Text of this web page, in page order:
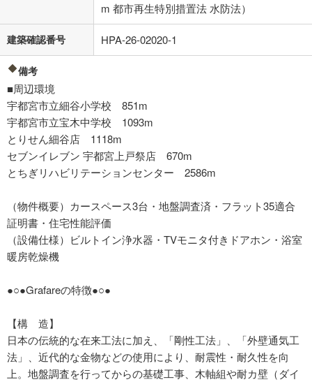
m 都市再生特別措置法 水防法）
建築確認番号 HPA-26-02020-1
備考
■周辺環境
宇都宮市立細谷小学校 851m
宇都宮市立宝木中学校 1093m
とりせん細谷店 1118m
セブンイレブン 宇都宮上戸祭店 670m
とちぎリハビリテーションセンター 2586m
（物件概要）カースペース3台・地盤調査済・フラット35適合
証明書・住宅性能評価
（設備仕様）ビルトイン浄水器・TVモニタ付きドアホン・浴室
暖房乾燥機
●○●Grafareの特徴●○●
【構 造】
日本の伝統的な在来工法に加え、「剛性工法」、「外壁通気工
法」、近代的な金物などの使用により、耐震性・耐久性を向
上。地盤調査を行ってからの基礎工事、木軸組や耐カ壁（ダイ